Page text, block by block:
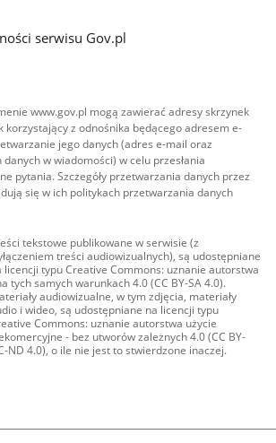
serwisu Gov.pl
www.gov.pl mogą zawierać adresy skrzynek
korzystający z odnośnika będącego adresem e-
jego danych (adres e-mail oraz
w wiadomości) w celu przesłania
pytania. Szczegóły przetwarzania danych przez
się w ich politykach przetwarzania danych
tekstowe publikowane w serwisie (z
treści audiowizualnych), są udostępniane
licencji typu Creative Commons: uznanie autorstwa
tych samych warunkach 4.0 (CC BY-SA 4.0).
audiowizualne, w tym zdjęcia, materiały
i wideo, są udostępniane na licencji typu
Commons: uznanie autorstwa użycie
- bez utworów zależnych 4.0 (CC BY-
ND 4.0), o ile nie jest to stwierdzone inaczej.